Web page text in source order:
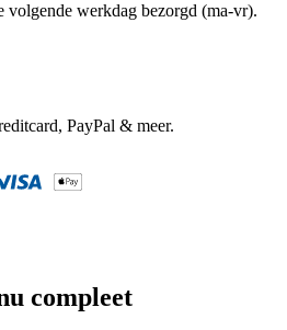
volgende werkdag bezorgd (ma-vr).
PayPal & meer.
compleet